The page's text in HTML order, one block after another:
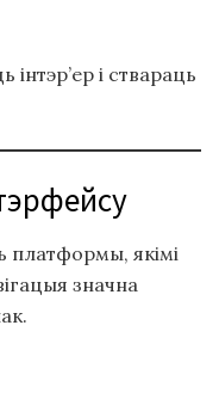
і ствараць
платформы, якімі
значна